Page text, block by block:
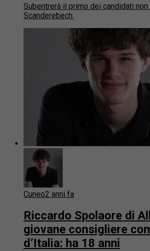
Subentrerà il primo dei candidati
Scanderebech.
Cuneo2 anni fa
Riccardo Spolaore di
giovane consigliere
d’Italia: ha 18 anni